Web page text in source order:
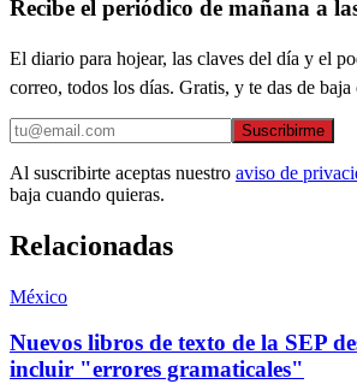
Recibe el periódico de mañana a
El diario para hojear, las claves del día y el
correo, todos los días. Gratis, y te das de
Suscribirme
Al suscribirte aceptas nuestro aviso de
baja cuando quieras.
Relacionadas
México
Nuevos libros de texto de la SEP
incluir "errores gramaticales"